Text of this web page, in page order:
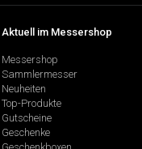
Aktuell im Messershop
Messershop
Sammlermesser
Neuheiten
Top-Produkte
Gutscheine
Geschenke